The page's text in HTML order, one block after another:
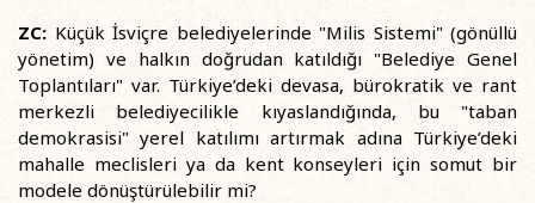
ZC: Küçük İsviçre belediyelerinde "Milis Sistemi" (gönüllü
yönetim) ve halkın doğrudan katıldığı "Belediye Genel
Toplantıları" var. Türkiye’deki devasa, bürokratik ve rant
merkezli belediyecilikle kıyaslandığında, bu "taban
demokrasisi" yerel katılımı artırmak adına Türkiye’deki
mahalle meclisleri ya da kent konseyleri için somut bir
modele dönüştürülebilir mi?